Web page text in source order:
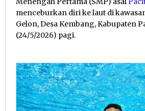
menceburkan diri ke laut di
Gelon, Desa Kembang, Kabupaten
(24/5/2026) pagi.